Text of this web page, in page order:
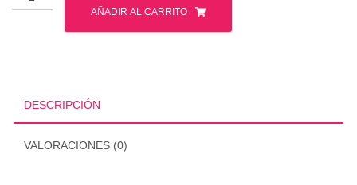
estanozolol
AÑADIR AL CARRITO
DESCRIPCIÓN
VALORACIONES (0)